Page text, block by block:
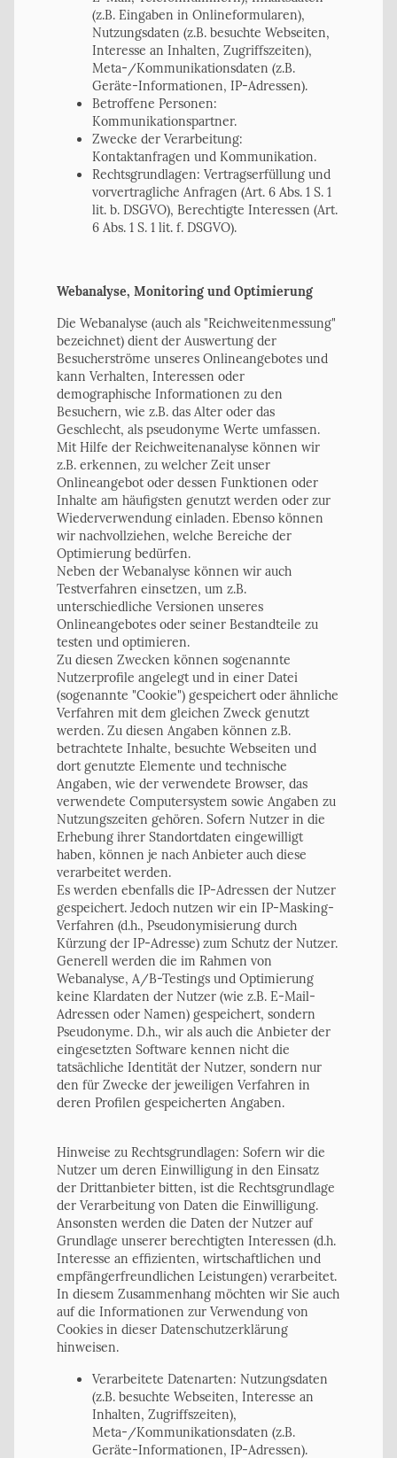
(z.B. Eingaben in Onlineformularen),
Nutzungsdaten (z.B. besuchte Webseiten,
Interesse an Inhalten, Zugriffszeiten),
Meta-/Kommunikationsdaten (z.B.
Geräte-Informationen, IP-Adressen).
Betroffene Personen:
Kommunikationspartner.
Zwecke der Verarbeitung:
Kontaktanfragen und Kommunikation.
Rechtsgrundlagen: Vertragserfüllung und
vorvertragliche Anfragen (Art. 6 Abs. 1 S. 1
lit. b. DSGVO), Berechtigte Interessen (Art.
6 Abs. 1 S. 1 lit. f. DSGVO).
Webanalyse, Monitoring und Optimierung
Die Webanalyse (auch als "Reichweitenmessung"
bezeichnet) dient der Auswertung der
Besucherströme unseres Onlineangebotes und
kann Verhalten, Interessen oder
demographische Informationen zu den
Besuchern, wie z.B. das Alter oder das
Geschlecht, als pseudonyme Werte umfassen.
Mit Hilfe der Reichweitenanalyse können wir
z.B. erkennen, zu welcher Zeit unser
Onlineangebot oder dessen Funktionen oder
Inhalte am häufigsten genutzt werden oder zur
Wiederverwendung einladen. Ebenso können
wir nachvollziehen, welche Bereiche der
Optimierung bedürfen.
Neben der Webanalyse können wir auch
Testverfahren einsetzen, um z.B.
unterschiedliche Versionen unseres
Onlineangebotes oder seiner Bestandteile zu
testen und optimieren.
Zu diesen Zwecken können sogenannte
Nutzerprofile angelegt und in einer Datei
(sogenannte "Cookie") gespeichert oder ähnliche
Verfahren mit dem gleichen Zweck genutzt
werden. Zu diesen Angaben können z.B.
betrachtete Inhalte, besuchte Webseiten und
dort genutzte Elemente und technische
Angaben, wie der verwendete Browser, das
verwendete Computersystem sowie Angaben zu
Nutzungszeiten gehören. Sofern Nutzer in die
Erhebung ihrer Standortdaten eingewilligt
haben, können je nach Anbieter auch diese
verarbeitet werden.
Es werden ebenfalls die IP-Adressen der Nutzer
gespeichert. Jedoch nutzen wir ein IP-Masking-
Verfahren (d.h., Pseudonymisierung durch
Kürzung der IP-Adresse) zum Schutz der Nutzer.
Generell werden die im Rahmen von
Webanalyse, A/B-Testings und Optimierung
keine Klardaten der Nutzer (wie z.B. E-Mail-
Adressen oder Namen) gespeichert, sondern
Pseudonyme. D.h., wir als auch die Anbieter der
eingesetzten Software kennen nicht die
tatsächliche Identität der Nutzer, sondern nur
den für Zwecke der jeweiligen Verfahren in
deren Profilen gespeicherten Angaben.
Hinweise zu Rechtsgrundlagen: Sofern wir die
Nutzer um deren Einwilligung in den Einsatz
der Drittanbieter bitten, ist die Rechtsgrundlage
der Verarbeitung von Daten die Einwilligung.
Ansonsten werden die Daten der Nutzer auf
Grundlage unserer berechtigten Interessen (d.h.
Interesse an effizienten, wirtschaftlichen und
empfängerfreundlichen Leistungen) verarbeitet.
In diesem Zusammenhang möchten wir Sie auch
auf die Informationen zur Verwendung von
Cookies in dieser Datenschutzerklärung
hinweisen.
Verarbeitete Datenarten: Nutzungsdaten
(z.B. besuchte Webseiten, Interesse an
Inhalten, Zugriffszeiten),
Meta-/Kommunikationsdaten (z.B.
Geräte-Informationen, IP-Adressen).